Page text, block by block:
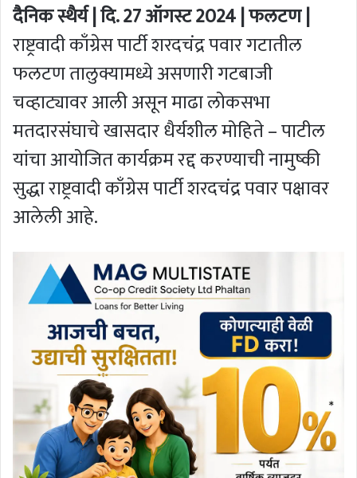
दैनिक स्थैर्य | दि. 27 ऑगस्ट 2024 | फलटण |
राष्ट्रवादी काँग्रेस पार्टी शरदचंद्र पवार गटातील
फलटण तालुक्यामध्ये असणारी गटबाजी
चव्हाट्यावर आली असून माढा लोकसभा
मतदारसंघाचे खासदार धैर्यशील मोहिते – पाटील
यांचा आयोजित कार्यक्रम रद्द करण्याची नामुष्की
सुद्धा राष्ट्रवादी काँग्रेस पार्टी शरदचंद्र पवार पक्षावर
आलेली आहे.